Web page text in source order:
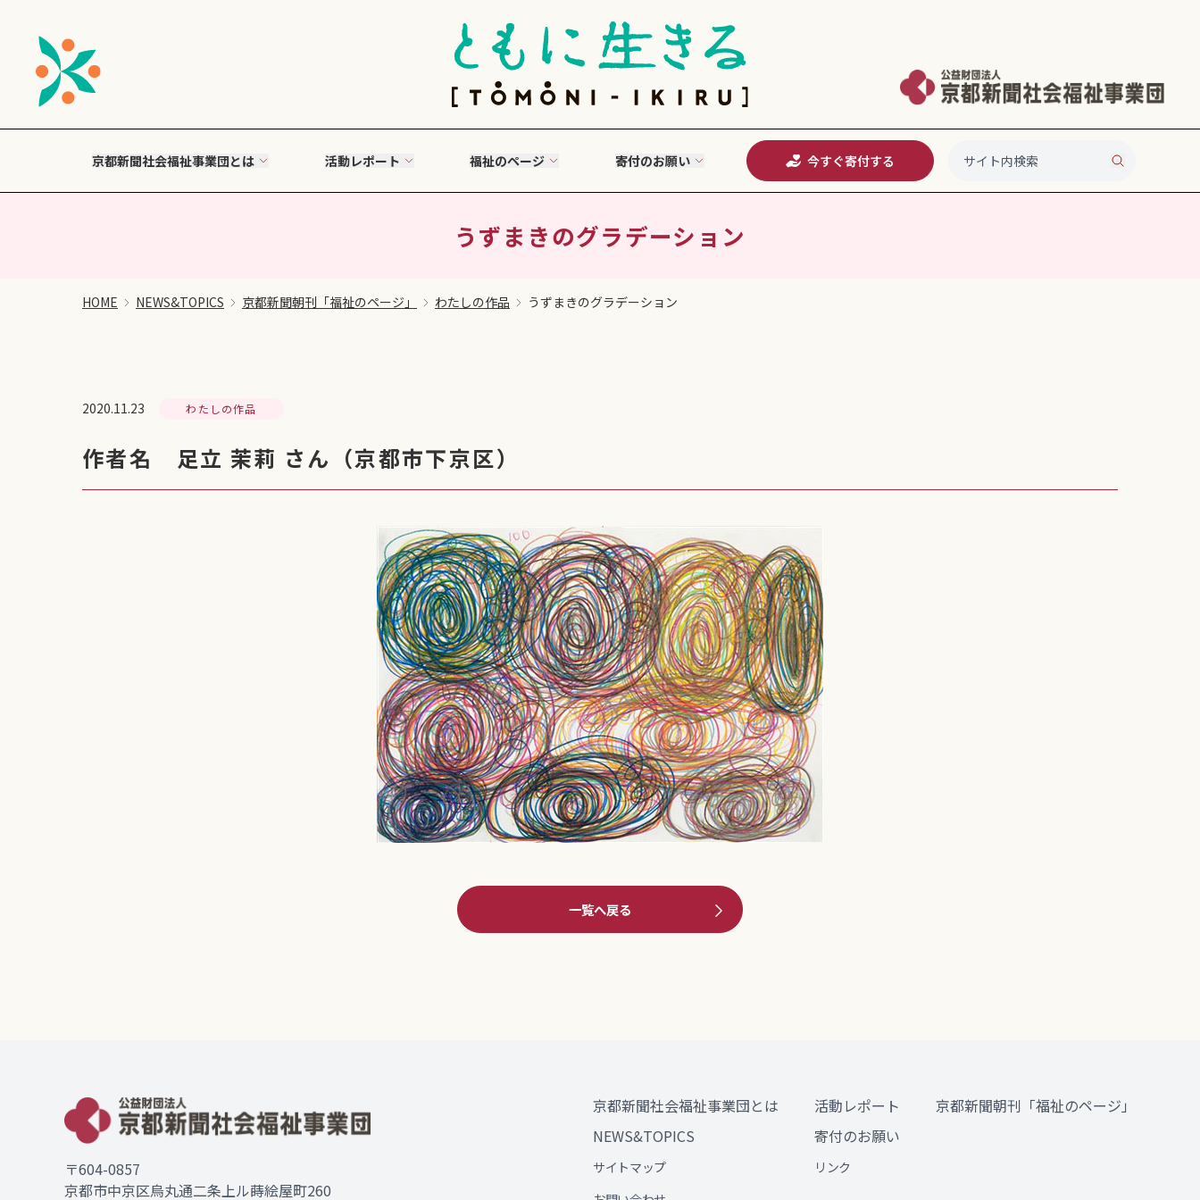
京都新聞社会福祉事業団とは 活動レポート 福祉のページ 寄付のお願い 今すぐ寄付する
うずまきのグラデーション
HOME NEWS&TOPICS 京都新聞朝刊「福祉のページ」 わたしの作品 うずまきのグラデーション
2020.11.23 わたしの作品
作者名 足立 茉莉 さん（京都市下京区）
一覧へ戻る
〒604-0857
京都市中京区烏丸通二条上ル蒔絵屋町260
京都新聞社会福祉事業団とは 活動レポート
京都新聞朝刊「福祉のページ」
NEWS&TOPICS
寄付のお願い
サイトマップ
リンク